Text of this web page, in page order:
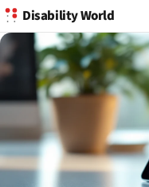
Disability World